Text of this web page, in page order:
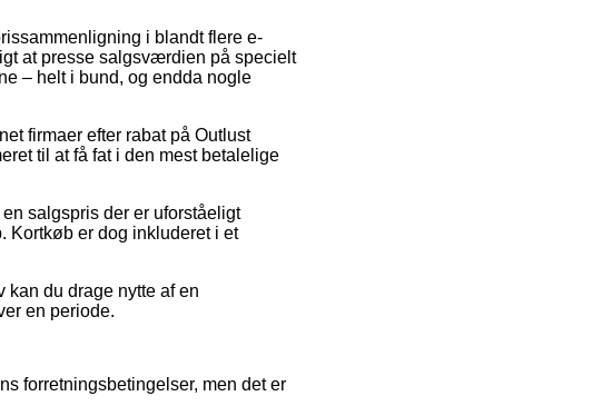
i blandt flere e-
at presse salgsværdien på specielt
– helt i bund, og endda nogle
firmaer efter rabat på Outlust
til at få fat i den mest betalelige
salgspris der er uforståeligt
Kortkøb er dog inkluderet i et
kan du drage nytte af en
en periode.
forretningsbetingelser, men det er